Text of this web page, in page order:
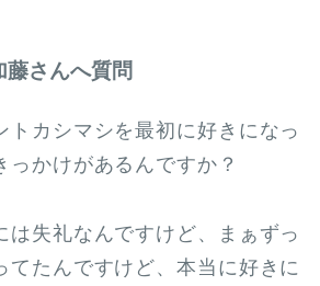
さんへ質問
カシマシを最初に好きになっ
っかけがあるんですか？
失礼なんですけど、まぁずっ
てたんですけど、本当に好きに